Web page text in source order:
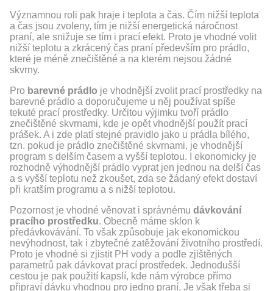
Významnou roli pak hraje i teplota a čas. Čím nižší teplota
a čas jsou zvoleny, tím je nižší energetická náročnost
praní, ale snižuje se tím i prací efekt. Proto je vhodné volit
nižší teplotu a zkrácený čas praní především pro prádlo,
které je méně znečištěné a na kterém nejsou žádné
skvrny.
Pro barevné prádlo je vhodnější zvolit prací prostředky na
barevné prádlo a doporučujeme u něj používat spíše
tekuté prací prostředky. Určitou výjimku tvoří prádlo
znečištěné skvrnami, kde je opět vhodnější použít prací
prášek. A i zde platí stejné pravidlo jako u prádla bílého,
tzn. pokud je prádlo znečištěné skvrnami, je vhodnější
program s delším časem a vyšší teplotou. I ekonomicky je
rozhodně výhodnější prádlo vyprat jen jednou na delší čas
a s vyšší teplotu než zkoušet, zda se žádaný efekt dostaví
při kratším programu a s nižší teplotou.
Pozornost je vhodné věnovat i správnému dávkování
pracího prostředku. Obecně máme sklon k
předávkovávání. To však způsobuje jak ekonomickou
nevýhodnost, tak i zbytečné zatěžování životního prostředí.
Proto je vhodné si zjistit PH vody a podle zjištěných
parametrů pak dávkovat prací prostředek. Jednodušší
cestou je pak použití kapslí, kde nám výrobce přímo
připraví dávku vhodnou pro jedno praní. Je však třeba si